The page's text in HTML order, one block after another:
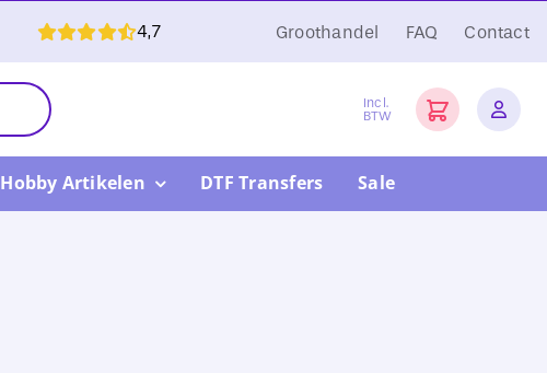
4,7 Groothandel FAQ Contact
Incl.
BTW
Hobby Artikelen DTF Transfers Sale